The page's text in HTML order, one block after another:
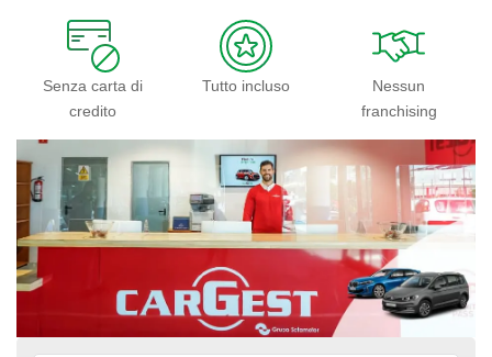
Senza carta di
credito
Tutto incluso
Nessun
franchising